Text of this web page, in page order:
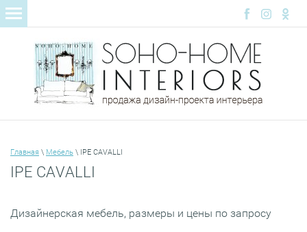
Главная \ Мебель \ IPE CAVALLI
IPE CAVALLI
Дизайнерская мебель, размеры и цены по запросу